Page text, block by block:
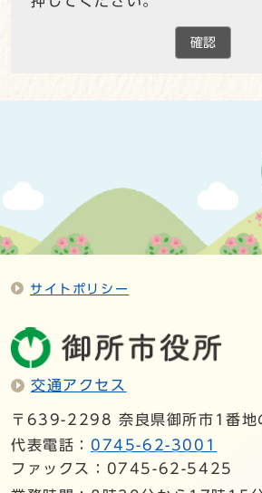
確認
サイトポリシー
交通アクセス
〒639-2298 奈良県御所市1番地
代表電話： 0745-62-3001
ファックス：0745-62-5425